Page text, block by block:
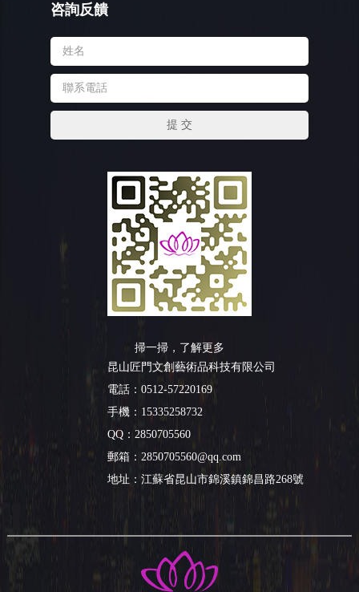
咨詢反饋
掃一掃，了解更多
昆山匠門文創藝術品科技有限公司
電話：0512-57220169
手機：15335258732
QQ：2850705560
郵箱：2850705560@qq.com
地址： 江蘇省昆山市錦溪鎮錦昌路268號